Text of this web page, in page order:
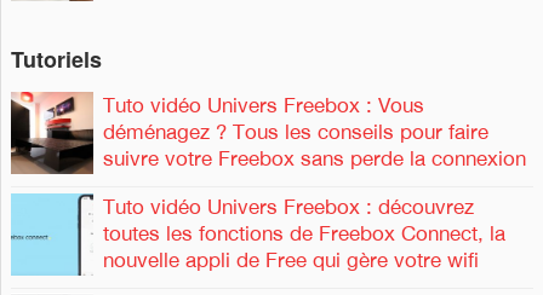
Tutoriels
Tuto vidéo Univers Freebox : Vous
déménagez ? Tous les conseils pour faire
suivre votre Freebox sans perde la connexion
Tuto vidéo Univers Freebox : découvrez
toutes les fonctions de Freebox Connect, la
nouvelle appli de Free qui gère votre wifi